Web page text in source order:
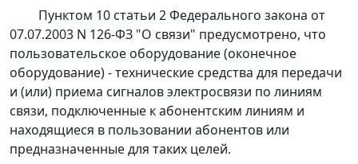
Пунктом 10 статьи 2Федерального закона от
07.07.2003 N 126-ФЗ "О связи" предусмотрено, что
пользовательское оборудование (оконечное
оборудование) - технические средства для передачи
и (или) приема сигналов электросвязи по линиям
связи, подключенные к абонентским линиям и
находящиеся в пользовании абонентов или
предназначенные для таких целей.